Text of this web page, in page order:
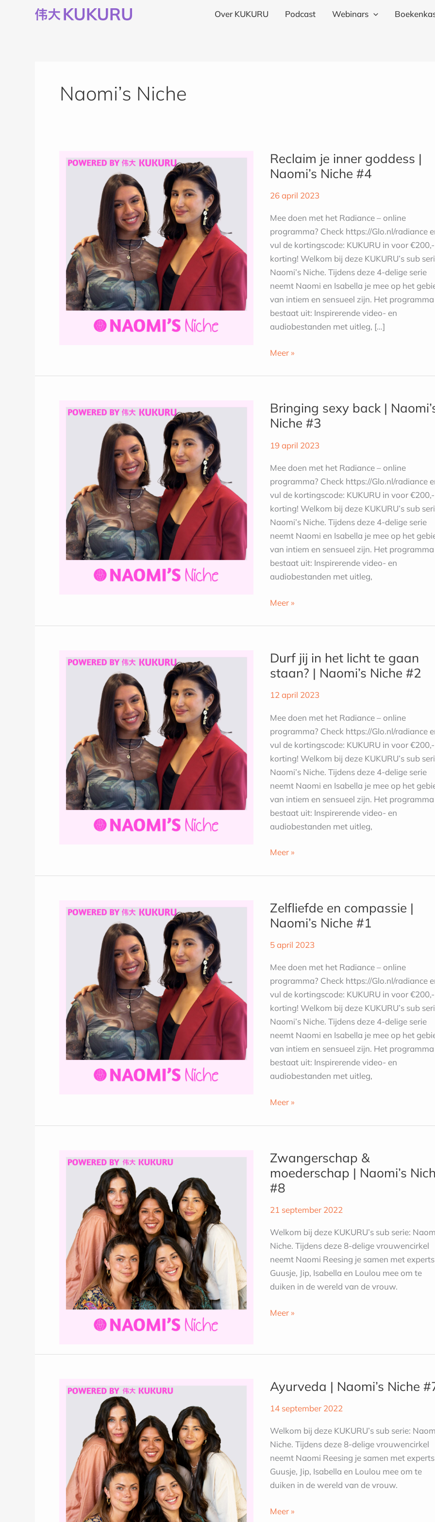
Over KUKURU Podcast Webinars
Naomi’s Niche
Reclaim je inner goddess |
Naomi’s Niche #4
26 april 2023
Mee doen met het Radiance – online
programma? Check https://Glo.nl/radiance
vul de kortingscode: KUKURU in voor €200,-
korting! Welkom bij deze KUKURU’s sub
Naomi’s Niche. Tijdens deze 4-delige serie
neemt Naomi en Isabella je mee op het
van intiem en sensueel zijn. Het programma
bestaat uit: Inspirerende video- en
audiobestanden met uitleg, […]
inner
goddess
Naomi’s
Niche
#4
Meer »
Bringing sexy back |
Niche #3
19 april 2023
Mee doen met het Radiance – online
programma? Check https://Glo.nl/radiance
vul de kortingscode: KUKURU in voor €200,-
korting! Welkom bij deze KUKURU’s sub
Naomi’s Niche. Tijdens deze 4-delige serie
neemt Naomi en Isabella je mee op het
van intiem en sensueel zijn. Het programma
bestaat uit: Inspirerende video- en
audiobestanden met uitleg,
back
Niche
#3
Meer »
Durf jij in het licht te gaan
staan? | Naomi’s Niche #2
12 april 2023
Mee doen met het Radiance – online
programma? Check https://Glo.nl/radiance
vul de kortingscode: KUKURU in voor €200,-
korting! Welkom bij deze KUKURU’s sub
Naomi’s Niche. Tijdens deze 4-delige serie
neemt Naomi en Isabella je mee op het
van intiem en sensueel zijn. Het programma
bestaat uit: Inspirerende video- en
audiobestanden met uitleg,
in
het
te
gaan
Naomi’s
Niche
Meer »
Zelfliefde en compassie |
Naomi’s Niche #1
5 april 2023
Mee doen met het Radiance – online
programma? Check https://Glo.nl/radiance
vul de kortingscode: KUKURU in voor €200,-
korting! Welkom bij deze KUKURU’s sub
Naomi’s Niche. Tijdens deze 4-delige serie
neemt Naomi en Isabella je mee op het
van intiem en sensueel zijn. Het programma
bestaat uit: Inspirerende video- en
audiobestanden met uitleg,
compassie
Niche
#1
Meer »
Zwangerschap &
moederschap | Naomi’s
#8
21 september 2022
Welkom bij deze KUKURU’s sub serie:
Niche. Tijdens deze 8-delige vrouwencirkel
neemt Naomi Reesing je samen met experts
Guusje, Jip, Isabella en Loulou mee om te
duiken in de wereld van de vrouw.
moederschap
|
Naomi’s
#8
Meer »
Ayurveda | Naomi’s Niche
14 september 2022
Welkom bij deze KUKURU’s sub serie:
Niche. Tijdens deze 8-delige vrouwencirkel
neemt Naomi Reesing je samen met experts
Guusje, Jip, Isabella en Loulou mee om te
duiken in de wereld van de vrouw.
Naomi’s
#7
Meer »